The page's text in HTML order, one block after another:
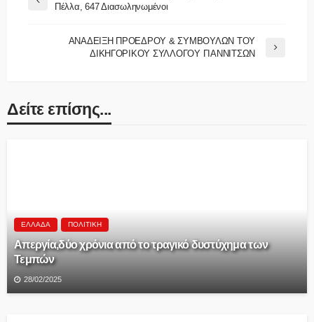
Πέλλα, 647 Διασωληνωμένοι
ΑΝΑΔΕΙΞΗ ΠΡΟΕΔΡΟΥ & ΣΥΜΒΟΥΛΩΝ ΤΟΥ
ΔΙΚΗΓΟΡΙΚΟΥ ΣΥΛΛΟΓΟΥ ΓΙΑΝΝΙΤΣΩΝ
Δείτε επίσης...
ΕΛΛΆΔΑ ΠΟΛΙΤΙΚΉ
Aπεργία,δύο χρόνια από το τραγικό δυστύχημα των
Τεμπών
28/02/2025